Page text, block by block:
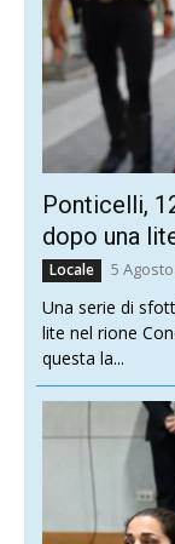
Ponticelli,
dopo una
Locale 5
Una serie di
lite nel rione
questa la...